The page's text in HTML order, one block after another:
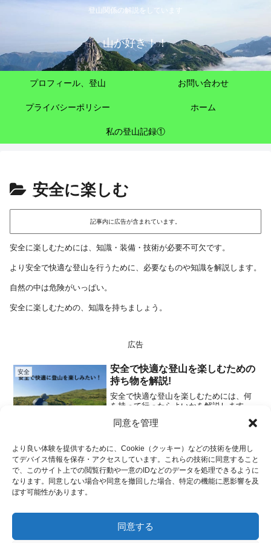
同意を管理
より良い体験を提供するために、Cookie（クッキー）などの技術を使用し
てデバイス情報を保存・アクセスしています。これらの技術に同意すること
で、このサイト上での閲覧行動や一意のIDなどのデータを処理できるように
なります。同意しない場合や同意を撤回した場合、特定の機能に悪影響を及
ぼす可能性があります。
同意する
登山関係の解説をしています
山が好き！！
プロフィール、登山 お問い合わせ
プライバシーポリシー ホーム
私の登山記録①
安全に楽しむ
記事内に広告が含まれています。
安全に楽しむためには、知識・装備・技術が必要不可欠です。
より安全で快適な登山を行うために、必要なものや知識を解説します。
自然の中は危険がいっぱい。
安全に楽しむための、知識を持ちましょう。
広告
安全
安全で快適な登山を楽しむための
持ち物を解説!
安全で快適な登山を楽しむためには、何
を持って行ったらよいかを解説します。
晴らしい出会いを楽しむ絶好の機会で
を得る為には、準備が欠かせません。こ
こでは、基本装備以外の所に...
2025.02.16
広告
ホーム 登山基礎